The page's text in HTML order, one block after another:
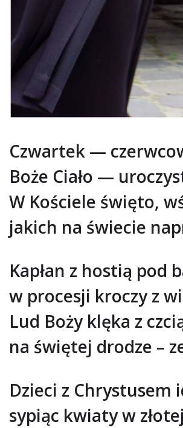
Czwartek —
Boże Ciało —
W Kościele święto,
jakich na świecie
Kapłan z hostią pod
w procesji kroczy z
Lud Boży klęka z
na świętej drodze –
Dzieci z Chrystusem
sypiąc kwiaty w